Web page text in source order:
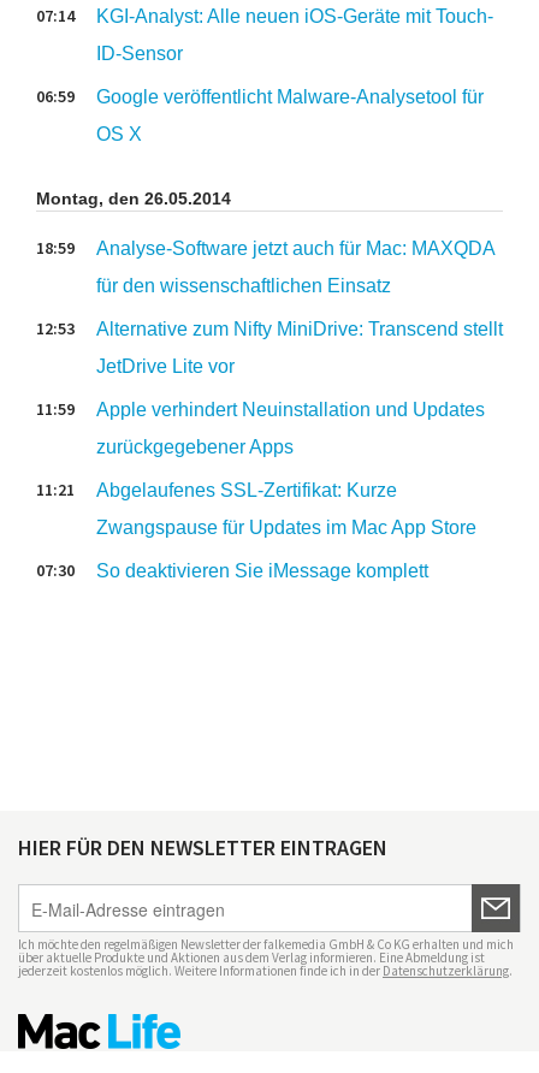
KGI-Analyst: Alle neuen iOS-Geräte mit Touch-
ID-Sensor
07:14
Google veröffentlicht Malware-Analysetool für
OS X
06:59
Montag, den 26.05.2014
Analyse-Software jetzt auch für Mac: MAXQDA
für den ­wissenschaftlichen Einsatz
18:59
Alternative zum Nifty MiniDrive: Transcend stellt
JetDrive Lite vor
12:53
Apple verhindert Neuinstallation und Updates
zurückgegebener Apps
11:59
Abgelaufenes SSL-Zertifikat: Kurze
Zwangspause für Updates im Mac App Store
11:21
So deaktivieren Sie iMessage komplett
07:30
HIER FÜR DEN NEWSLETTER EINTRAGEN
Ich möchte den regelmäßigen Newsletter der falkemedia GmbH & Co KG erhalten und mich
über aktuelle Produkte und Aktionen aus dem Verlag informieren. Eine Abmeldung ist
jederzeit kostenlos möglich. Weitere Informationen finde ich in der Datenschutzerklärung.